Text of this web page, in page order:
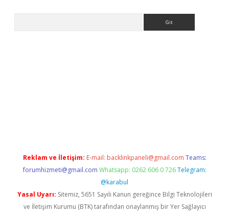
Reklam ve İletişim: E-mail: backlinkpaneli@gmail.com Teams:
forumhizmeti@gmail.com Whatsapp: 0262 606 0 726 Telegram:
@karabul
Yasal Uyarı: Sitemiz, 5651 Sayılı Kanun gereğince Bilgi Teknolojileri
ve İletişim Kurumu (BTK) tarafından onaylanmış bir Yer Sağlayıcı